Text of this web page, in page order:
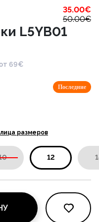
35.00€
50.00€
L5YB01
69€
Последние
размеров
12